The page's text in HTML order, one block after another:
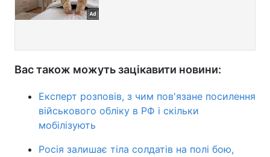
Вас також можуть зацікавити новини:
Експерт розповів, з чим пов'язане посилення
військового обліку в РФ і скільки
мобілізують
Росія залишає тіла солдатів на полі бою,